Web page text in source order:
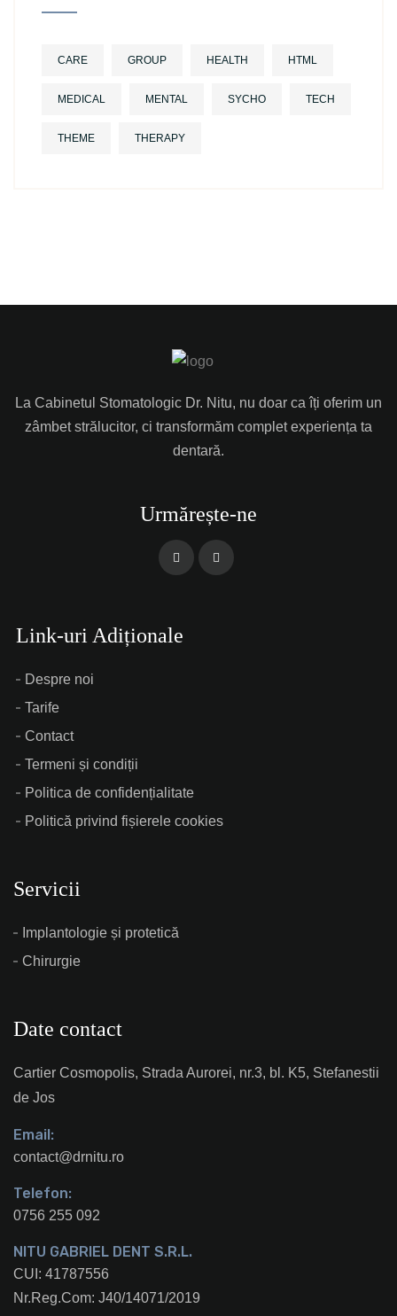
CARE GROUP HEALTH HTML
MEDICAL MENTAL SYCHO TECH
THEME THERAPY
La Cabinetul Stomatologic Dr. Nitu, nu doar ca îți oferim un
zâmbet strălucitor, ci transformăm complet experiența ta
dentară.
Urmărește-ne
Link-uri Adiționale
Despre noi
Tarife
Contact
Termeni și condiții
Politica de confidențialitate
Politică privind fișierele cookies
Servicii
Implantologie și protetică
Chirurgie
Date contact
Cartier Cosmopolis, Strada Aurorei, nr.3, bl. K5, Stefanestii
de Jos
Email:
contact@drnitu.ro
Telefon:
0756 255 092
NITU GABRIEL DENT S.R.L.
CUI: 41787556
Nr.Reg.Com: J40/14071/2019